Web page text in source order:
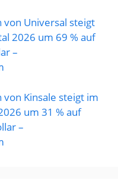
Universal steigt
2026 um 69 % auf
–
Kinsale steigt im
um 31 % auf
–